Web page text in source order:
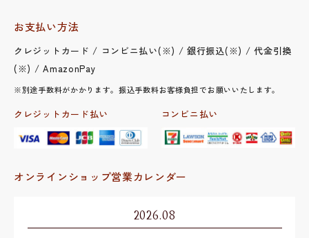
お支払い方法
クレジットカード / コンビニ払い(※) / 銀行振込(※) / 代金引換
(※) / AmazonPay
※別途手数料がかかります。振込手数料お客様負担でお願いいたします。
クレジットカード払い コンビニ払い
オンラインショップ営業カレンダー
2026.08